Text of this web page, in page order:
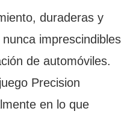
duraderas y
imprescindibles
de automóviles.
Precision
en lo que